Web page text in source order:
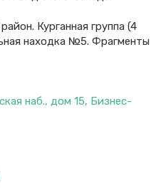
Курганная группа (4
находка №5. Фрагменты
наб., дом 15, Бизнес-